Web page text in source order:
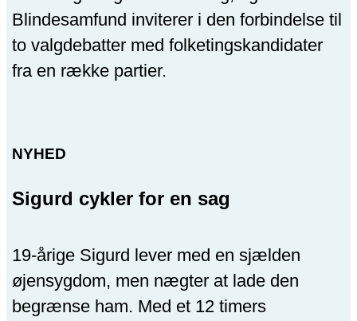
Blindesamfund inviterer i den forbindelse til
to valgdebatter med folketingskandidater
fra en række partier.
NYHED
Sigurd cykler for en sag
19-årige Sigurd lever med en sjælden
øjensygdom, men nægter at lade den
begrænse ham. Med et 12 timers